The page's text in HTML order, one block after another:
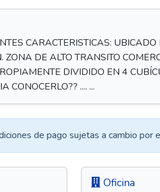
CARACTERISTICAS:
DE ALTO TRANSITO
DIVIDIDO EN 4
CONOCERLO?? .... ...
de pago sujetas a cambio por
Oficina